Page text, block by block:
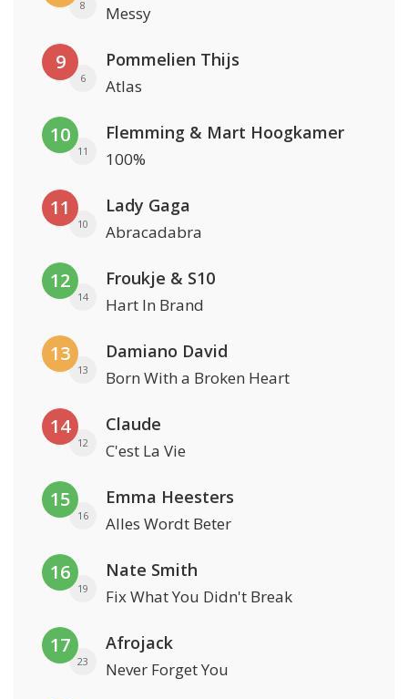
8 Messy
9
6
Pommelien Thijs
Atlas
10
11
Flemming & Mart Hoogkamer
100%
11
10
Lady Gaga
Abracadabra
12
14
Froukje & S10
Hart In Brand
13
13
Damiano David
Born With a Broken Heart
14
12
Claude
C'est La Vie
15
16
Emma Heesters
Alles Wordt Beter
16
19
Nate Smith
Fix What You Didn't Break
17
23
Afrojack
Never Forget You